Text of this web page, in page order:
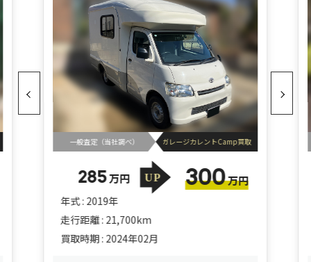
一般査定（当社調べ）
285万円
ガレージカレントCamp買取
300万円
年式 : 2019年
走行距離 : 21,700km
買取時期 : 2024年02月